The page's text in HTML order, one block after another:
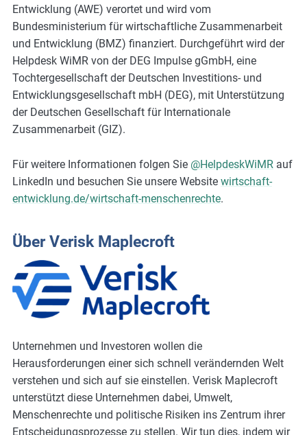
Entwicklung (AWE) verortet und wird vom
Bundesministerium für wirtschaftliche Zusammenarbeit
und Entwicklung (BMZ) finanziert. Durchgeführt wird der
Helpdesk WiMR von der DEG Impulse gGmbH, eine
Tochtergesellschaft der Deutschen Investitions- und
Entwicklungsgesellschaft mbH (DEG), mit Unterstützung
der Deutschen Gesellschaft für Internationale
Zusammenarbeit (GIZ).
Für weitere Informationen folgen Sie @HelpdeskWiMRauf
LinkedIn und besuchen Sie unsere Website wirtschaft-
entwicklung.de/wirtschaft-menschenrechte.
Über Verisk Maplecroft
Unternehmen und Investoren wollen die
Herausforderungen einer sich schnell verändernden Welt
verstehen und sich auf sie einstellen. Verisk Maplecroft
unterstützt diese Unternehmen dabei, Umwelt,
Menschenrechte und politische Risiken ins Zentrum ihrer
Entscheidungsprozesse zu stellen. Wir tun dies, indem wir